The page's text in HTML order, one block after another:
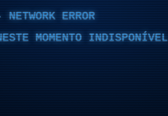
ERROR
MOMENTO INDISPONÍVEL